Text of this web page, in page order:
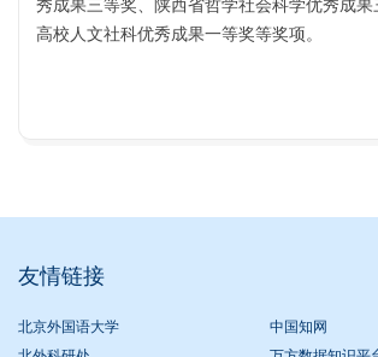
秀成果三等奖、陕西省哲学社会科学优秀成
高校人文社科优秀成果一等奖等奖项。
友情链接
北京外国语大学
中国知网